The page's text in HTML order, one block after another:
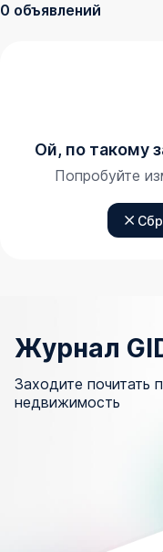
0 объявлений
Ой, по такому
Попробуйте
Журнал
Заходите почитать
недвижимость